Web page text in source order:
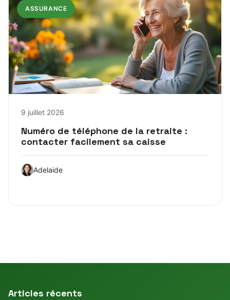
ASSURANCE
9 juillet 2026
Numéro de téléphone de la retraite :
contacter facilement sa caisse
Adelaide
Articles récents